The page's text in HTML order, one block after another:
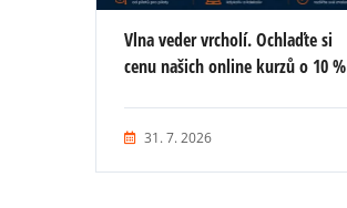
Vlna veder vrcholí. Ochlaďte si
cenu našich online kurzů o 10 %
31. 7. 2026